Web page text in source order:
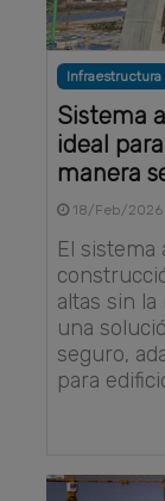
Infraestructura
Sistema
ideal
manera
18/Feb/2026
El sistema
altas sin la
una
seguro,
para